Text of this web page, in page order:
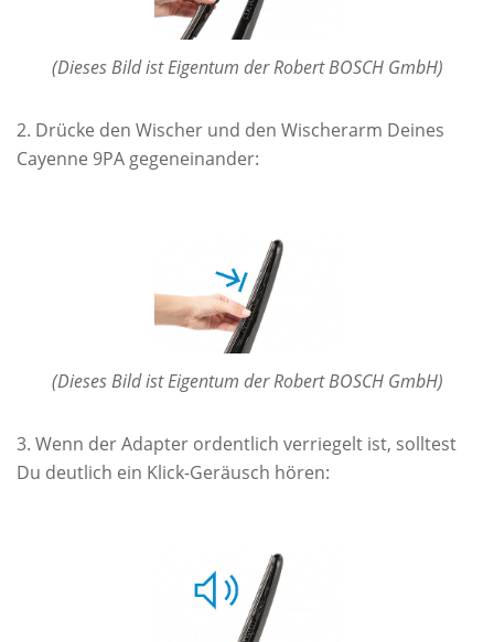
(Dieses Bild ist Eigentum der Robert BOSCH GmbH)
Drücke den Wischer und den Wischerarm Deines
Cayenne 9PA gegeneinander:
(Dieses Bild ist Eigentum der Robert BOSCH GmbH)
Wenn der Adapter ordentlich verriegelt ist, solltest
Du deutlich ein Klick-Geräusch hören: